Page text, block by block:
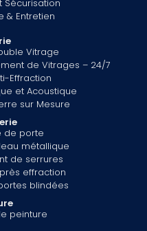
Sécurisation
& Entretien
Vitrage
de Vitrages – 24/7
Effraction
et Acoustique
sur Mesure
de porte
métallique
de serrures
effraction
blindées
peinture